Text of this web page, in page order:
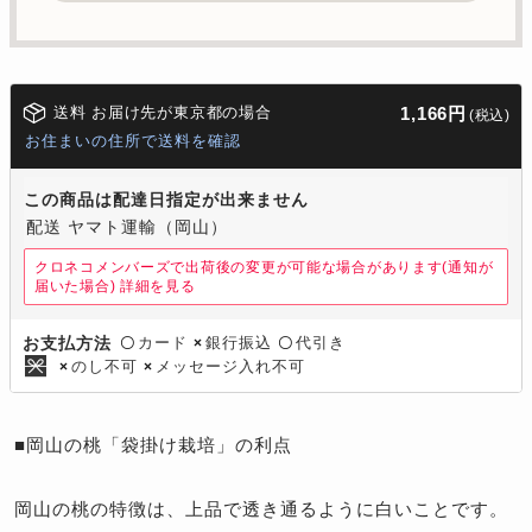
送料 お届け先が東京都の場合 1,166円 (税込)
お住まいの住所で送料を確認
この商品は配達日指定が出来ません
配送 ヤマト運輸（岡山）
クロネコメンバーズで出荷後の変更が可能な場合があります(通知が
届いた場合) 詳細を見る
お支払方法 〇 カード × 銀行振込 〇 代引き
× のし不可 × メッセージ入れ不可
■岡山の桃「袋掛け栽培」の利点
岡山の桃の特徴は、上品で透き通るように白いことです。